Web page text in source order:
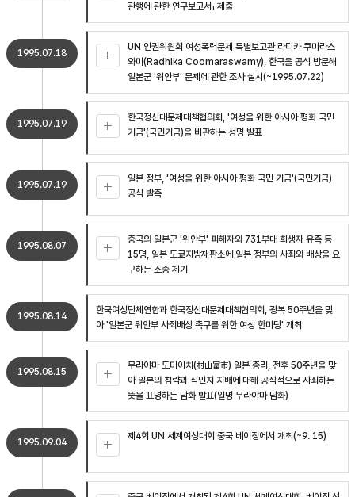
관행에 관한 연구보고서」 제출
1995.07.18
UN 인권위원회 여성폭력문제 특별보고관 라디카 쿠마라스
와미(Radhika Coomaraswamy), 한국을 공식 방문해
일본군 '위안부' 문제에 관한 조사 실시(~1995.07.22)
1995.07.19
한국정신대문제대책협의회, '여성을 위한 아시아 평화 국민
기금'(국민기금)을 비판하는 성명 발표
1995.07.19
일본 정부, '여성을 위한 아시아 평화 국민 기금'(국민기금)
공식 발족
1995.08.07
중국의 일본군 '위안부' 피해자와 731부대 희생자 유족 등
15명, 일본 도쿄지방재판소에 일본 정부의 사죄와 배상을 요
구하는 소송 제기
1995.08.14
한국여성단체연합과 한국정신대문제대책협의회, 광복 50주년을 맞
아 '일본군 위안부 사죄배상 촉구를 위한 여성 한마당' 개최
1995.08.15
무라야마 도미이치(村山富市) 일본 총리, 전후 50주년을 맞
아 일본의 침략과 식민지 지배에 대해 공식적으로 사죄하는
뜻을 표명하는 담화 발표(일명 무라야마 담화)
1995.09.04
제4회 UN 세계여성대회 중국 베이징에서 개최(~9. 15)